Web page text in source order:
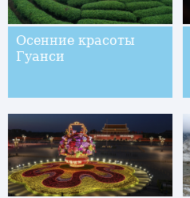
Осенние красоты
Гуанси